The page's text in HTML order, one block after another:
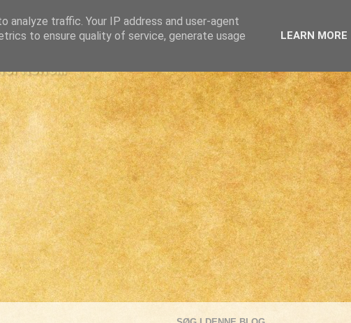
traffic. Your IP address and user-agent
to ensure quality of service, generate usage
LEARN MORE